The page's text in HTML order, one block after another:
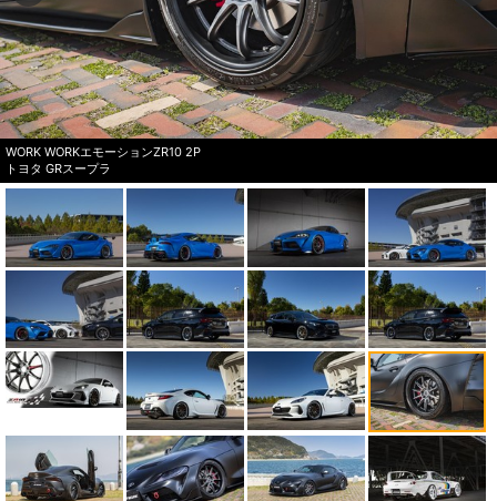
WORK WORKエモーションZR10 2P
トヨタ GRスープラ